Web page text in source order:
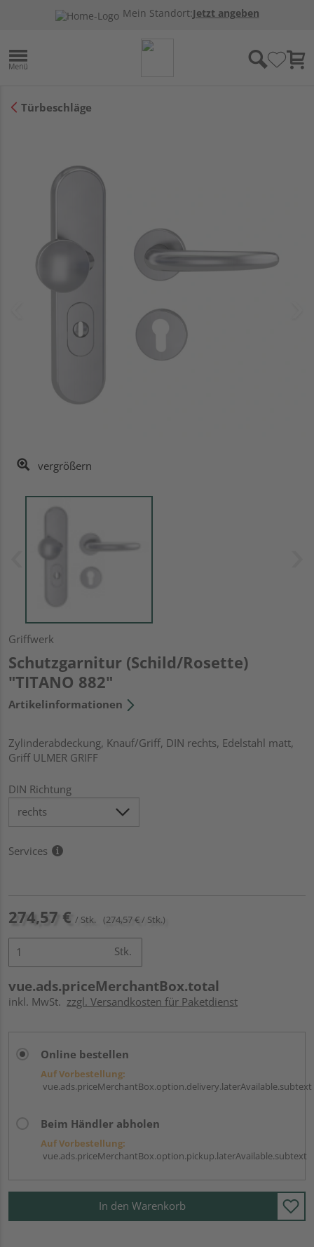
Mein Standort:Jetzt angeben
Türbeschläge
vergrößern
Griffwerk
Schutzgarnitur (Schild/Rosette)
"TITANO 882"
Artikelinformationen
Zylinderabdeckung, Knauf/Griff, DIN rechts, Edelstahl matt,
Griff ULMER GRIFF
DIN Richtung
Services
274,57 € / Stk. (274,57 € / Stk.)
Stk.
vue.ads.priceMerchantBox.total
inkl. MwSt. zzgl. Versandkosten für Paketdienst
Online bestellen
Auf Vorbestellung:
vue.ads.priceMerchantBox.option.delivery.laterAvailable.subtext
Beim Händler abholen
Auf Vorbestellung:
vue.ads.priceMerchantBox.option.pickup.laterAvailable.subtext
In den Warenkorb